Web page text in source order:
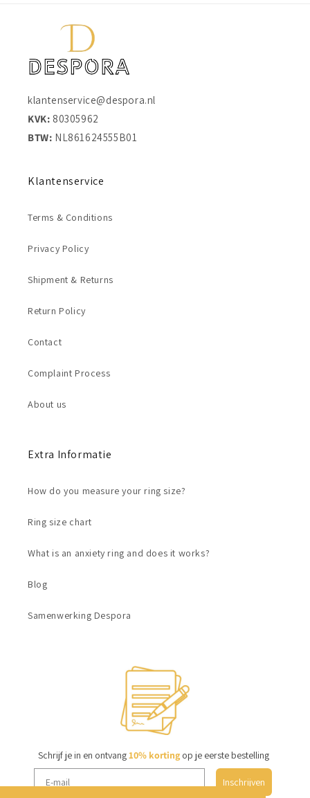
klantenservice@despora.nl
KVK: 80305962
BTW: NL861624555B01
Klantenservice
Terms & Conditions
Privacy Policy
Shipment & Returns
Return Policy
Contact
Complaint Process
About us
Extra Informatie
How do you measure your ring size?
Ring size chart
What is an anxiety ring and does it works?
Blog
Samenwerking Despora
Schrijf je in en ontvang10% korting op je eerste bestelling
Inschrijven